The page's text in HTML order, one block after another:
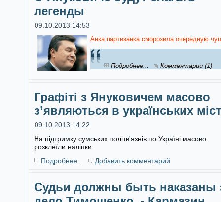
легенды
09.10.2013 14:53
Анка партизанка сморозила очередную
Подробнее... Комментарии (1)
Графіті з Януковичем масово
з’являються в українських
09.10.2013 14:22
На підтримку сумських політв'язнів по Україні масово
розклеїли наліпки.
Подробнее...
Добавить комментарий
Судьи должны быть наказаны